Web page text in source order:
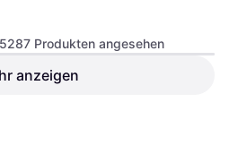
Cozze Pizzaofen 17" mit
Produkten angesehen
anzeigen